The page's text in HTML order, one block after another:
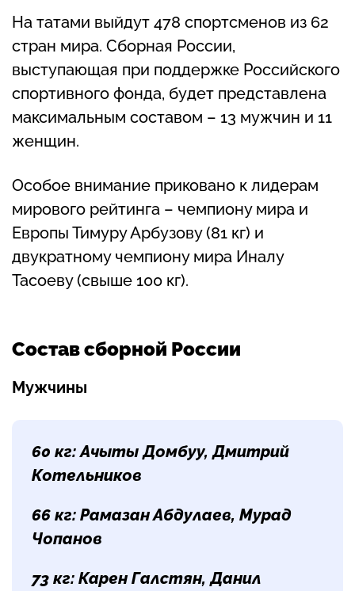
На татами выйдут 478 спортсменов из 62
стран мира. Сборная России,
выступающая при поддержке Российского
спортивного фонда, будет представлена
максимальным составом – 13 мужчин и 11
женщин.
Особое внимание приковано к лидерам
мирового рейтинга – чемпиону мира и
Европы Тимуру Арбузову (81 кг) и
двукратному чемпиону мира Иналу
Тасоеву (свыше 100 кг).
Состав сборной России
Мужчины
60 кг:Ачыты Домбуу, Дмитрий
Котельников
66 кг: Рамазан Абдулаев, Мурад
Чопанов
73 кг: Карен Галстян, Данил